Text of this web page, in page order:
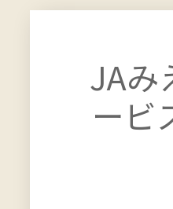
JAみ
ービ